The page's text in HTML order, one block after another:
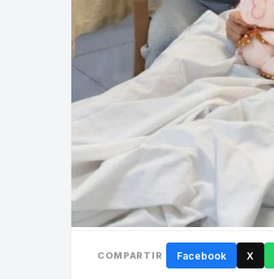
COMPARTIR Facebook X